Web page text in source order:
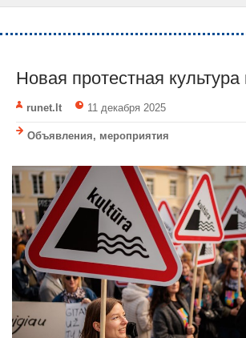
Новая протестная
runet.lt 11 декабря 2025
Объявления, мероприятия